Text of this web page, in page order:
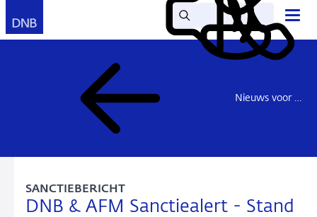
Zoek Lees
voor
Mijn
DNB
Contact
Nieuws voor de sector
DNB & AFM Sanctiealert - Stand
SANCTIEBERICHT